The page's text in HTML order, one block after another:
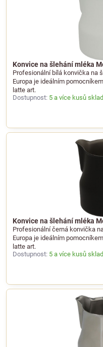
Konvice na šlehání mléka
Profesionální bílá konvička na
Europa je ideálním
latte art.
Dostupnost: 5 a více kusů
Konvice na šlehání mléka
Profesionální černá konvička
Europa je ideálním
latte art.
Dostupnost: 5 a více kusů